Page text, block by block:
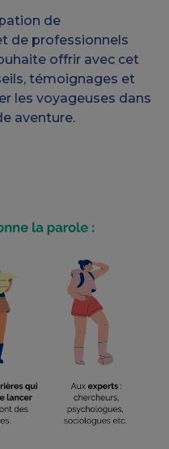
de
de professionnels
offrir avec cet
témoignages et
les voyageuses dans
aventure.